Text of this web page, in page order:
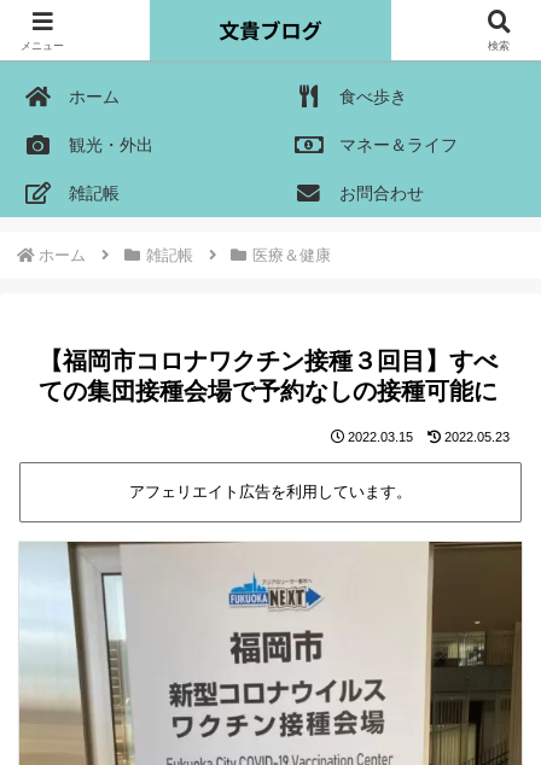
ホーム 食べ歩き
観光・外出 マネー＆ライフ
雑記帳 お問合わせ
ホーム 雑記帳 医療＆健康
【福岡市コロナワクチン接種３回目】すべ
ての集団接種会場で予約なしの接種可能に
2022.03.15 2022.05.23
アフェリエイト広告を利用しています。
メニュー 検索